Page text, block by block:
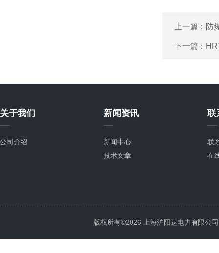
上一篇： 防
下一篇：
关于我们
公司介绍
新闻资讯
新闻中心
技术文章
联
联
在
版权所有©2026 上海沪阳达电力有限公